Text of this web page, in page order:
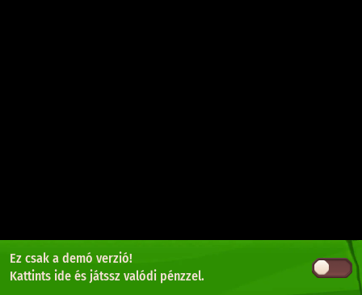
Ez csak a demó verzió!
Kattints ide és játssz valódi pénzzel.